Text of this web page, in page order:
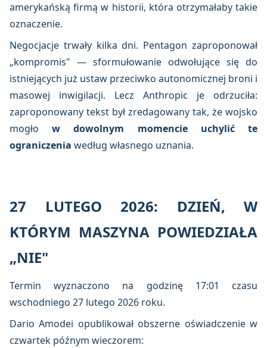
amerykańską firmą w historii, która otrzymałaby takie
oznaczenie.
Negocjacje trwały kilka dni. Pentagon zaproponował
„kompromis" — sformułowanie odwołujące się do
istniejących już ustaw przeciwko autonomicznej broni i
masowej inwigilacji. Lecz Anthropic je odrzuciła:
zaproponowany tekst był zredagowany tak, że wojsko
mogłow dowolnym momencie uchylić te
ograniczenia według własnego uznania.
27 LUTEGO 2026: DZIEŃ, W
KTÓRYM MASZYNA POWIEDZIAŁA
„NIE"
Termin wyznaczono na godzinę 17:01 czasu
wschodniego 27 lutego 2026 roku.
Dario Amodei opublikował obszerne oświadczenie w
czwartek późnym wieczorem: